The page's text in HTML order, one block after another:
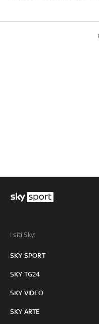
I siti Sky:
SKY SPORT
SKY TG24
SKY VIDEO
SKY ARTE